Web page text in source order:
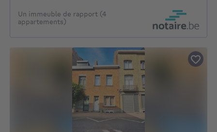
Un immeuble de rapport (4
appartements)